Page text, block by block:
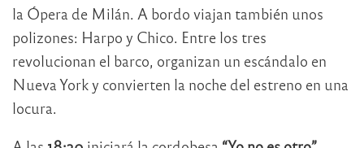
la Ópera de Milán. A bordo viajan también unos
polizones: Harpo y Chico. Entre los tres
revolucionan el barco, organizan un escándalo en
Nueva York y convierten la noche del estreno en una
locura.